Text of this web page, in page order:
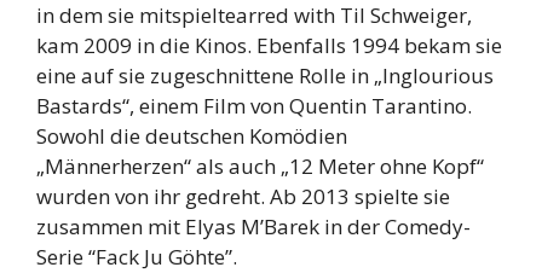
in dem sie mitspieltearred with Til Schweiger,
kam 2009 in die Kinos. Ebenfalls 1994 bekam sie
eine auf sie zugeschnittene Rolle in „Inglourious
Bastards“, einem Film von Quentin Tarantino.
Sowohl die deutschen Komödien
„Männerherzen“ als auch „12 Meter ohne Kopf“
wurden von ihr gedreht. Ab 2013 spielte sie
zusammen mit Elyas M’Barek in der Comedy-
Serie “Fack Ju Göhte”.